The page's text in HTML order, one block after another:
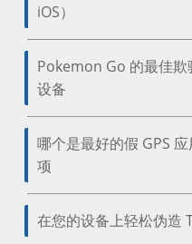
iOS）
Pokemon Go 的最佳
设备
哪个是最好的假 GPS
项
在您的设备上轻松伪造